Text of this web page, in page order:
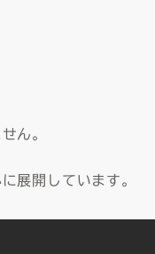
ん。
展開しています。